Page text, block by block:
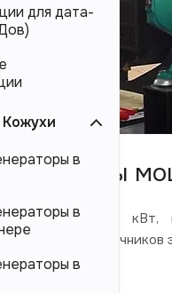
50 кВт,
в качестве
для дата-
в
в
в